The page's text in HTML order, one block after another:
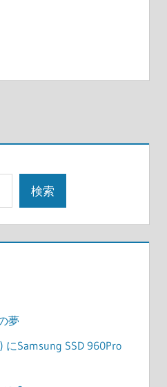
検索
夢
にSamsung SSD 960Pro